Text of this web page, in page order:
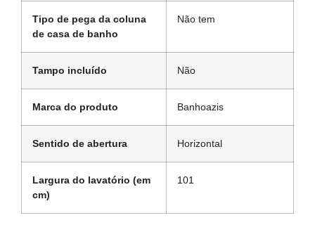
Tipo de pega da coluna
de casa de banho
Não tem
Tampo incluído Não
Marca do produto Banhoazis
Sentido de abertura Horizontal
Largura do lavatório (em
cm)
101